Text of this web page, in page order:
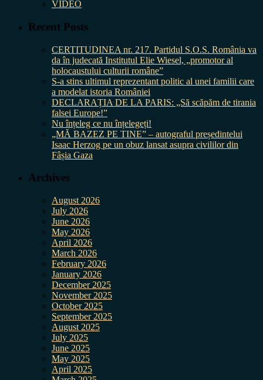
VIDEO
Recent Posts
CERTITUDINEA nr. 217. Partidul S.O.S. România va
da în judecată Institutul Elie Wiesel, „promotor al
holocaustului culturii române”
S-a stins ultimul reprezentant politic al unei familii care
a modelat istoria României
DECLARAȚIA DE LA PARIS: „Să scăpăm de tirania
falsei Europe!”
Nu înțeleg ce nu înțelegeți!
„MĂ BAZEZ PE TINE” – autograful președintelui
Isaac Herzog pe un obuz lansat asupra civililor din
Fâșia Gaza
Archives
August 2026
July 2026
June 2026
May 2026
April 2026
March 2026
February 2026
January 2026
December 2025
November 2025
October 2025
September 2025
August 2025
July 2025
June 2025
May 2025
April 2025